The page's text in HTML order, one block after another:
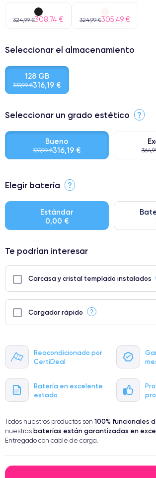
Reacondicionado por
CertiDeal
Batería en excelente
estado
324,99 €308,74 € 324,99 €305,49 €
Seleccionar el almacenamiento
128 GB
339,99 €316,19 €
Seleccionar un grado estético ?
Bueno
339,99 €316,19 €
⭐ Premium
● Batería: uso intensivo.
● Solo el 5% de nuestros teléfonos tienen una
Elegir batería ?
Estándar
0,00 €
Te podrían interesar
Carcasa y cristal templado instalados
Cargador rápido ?
Todos nuestros productos son 100% funcionales
nuestras baterías están garantizadas en
Entregado con cable de carga.